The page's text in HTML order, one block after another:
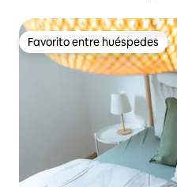
Favorito entre huéspedes
Favorito entre huéspedes